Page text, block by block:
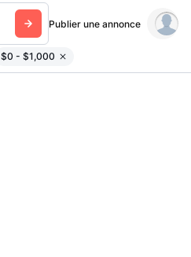
Publier une annonce
$0 - $1,000